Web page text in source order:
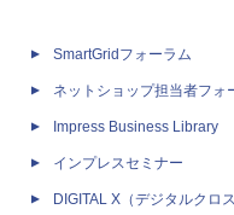
SmartGridフォーラム
ネットショップ担当者フォ
Impress Business Library
インプレスセミナー
DIGITAL X（デジタルクロス